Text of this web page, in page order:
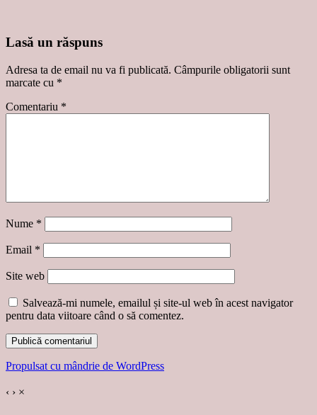
Lasă un răspuns
Adresa ta de email nu va fi publicată. Câmpurile obligatorii sunt
marcate cu *
Comentariu *
Nume *
Email *
Site web
Salvează-mi numele, emailul și site-ul web în acest navigator
pentru data viitoare când o să comentez.
Propulsat cu mândrie de WordPress
‹ › ×